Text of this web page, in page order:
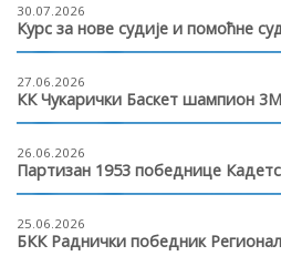
30.07.2026
Курс за нове судије и помоћне
27.06.2026
КК Чукарички Баскет шампион
26.06.2026
Партизан 1953 победнице
25.06.2026
БКК Раднички победник